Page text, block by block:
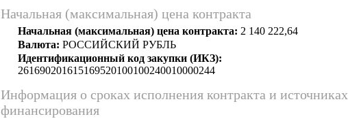
Начальная (максимальная) цена контракта
Начальная (максимальная) цена контракта: 2 140 222,64
Валюта: РОССИЙСКИЙ РУБЛЬ
Идентификационный код закупки (ИКЗ):
261690201615169520100100240010000244
Информация о сроках исполнения контракта и источниках
финансирования